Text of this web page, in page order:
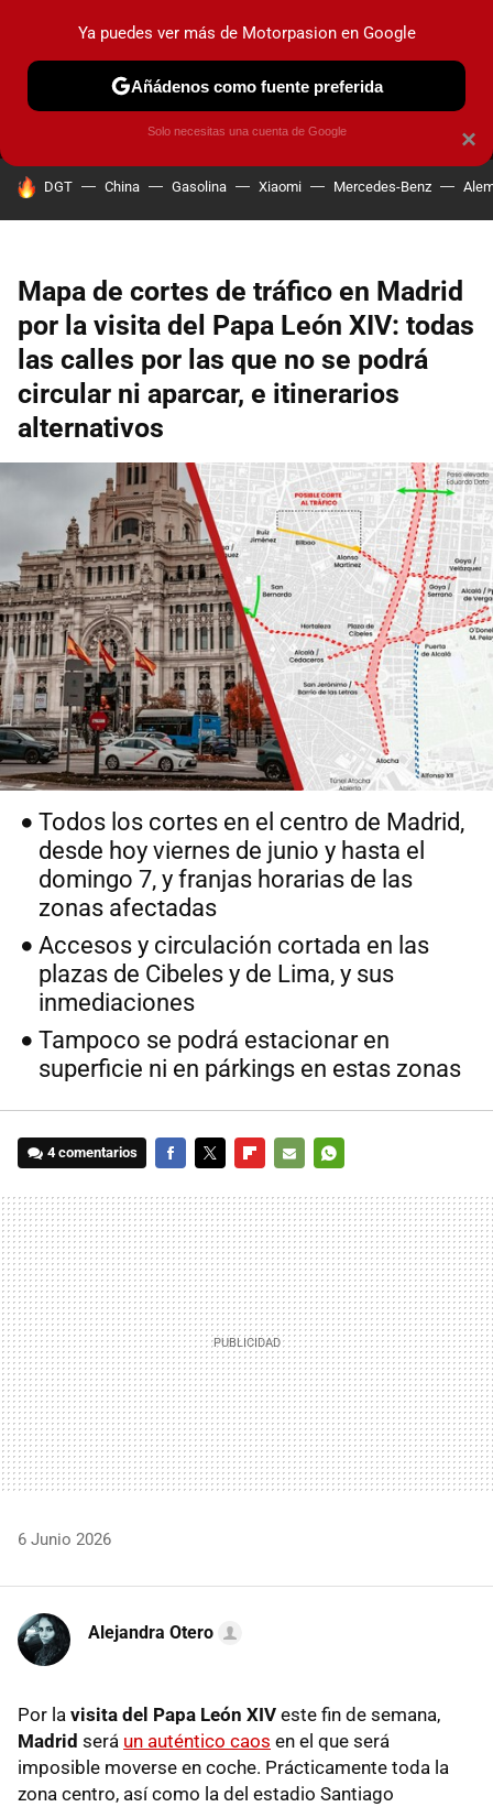
MENÚ NUEVO
COCHES ELÉCTRICOS OBSERVATORIO
HOY SE HABLA DE
DGT China Gasolina Xiaomi Mercedes-Benz
Mapa de cortes de tráfico en Madrid
por la visita del Papa León XIV: todas
las calles por las que no se podrá
circular ni aparcar, e itinerarios
alternativos
Todos los cortes en el centro de Madrid,
desde hoy viernes de junio y hasta el
domingo 7, y franjas horarias de las
zonas afectadas
Accesos y circulación cortada en las
plazas de Cibeles y de Lima, y sus
inmediaciones
Tampoco se podrá estacionar en
superficie ni en párkings en estas zonas
4 comentarios
MAIL
6 Junio 2026
Alejandra Otero
Por la visita del Papa León XIV este fin de semana,
Madrid será un auténtico caos en el que será
imposible moverse en coche. Prácticamente toda la
zona centro, así como la del estadio Santiago
×
Ya puedes ver más de Motorpasion en Google
Añádenos como fuente preferida
Solo necesitas una cuenta de Google